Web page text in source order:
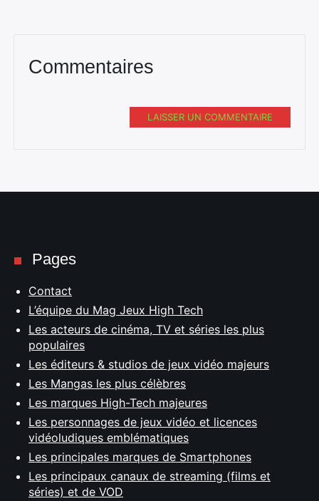
Commentaires
LAISSER UN COMMENTAIRE
Pages
Contact
L’équipe du Mag Jeux High Tech
Les acteurs de cinéma, TV et séries les plus
populaires
Les éditeurs & studios de jeux vidéo majeurs
Les Mangas les plus célèbres
Les marques High-Tech majeures
Les personnages de jeux vidéo et licences
vidéoludiques emblématiques
Les principales marques de Smartphones
Les principaux canaux de streaming (films et
séries) et de VOD